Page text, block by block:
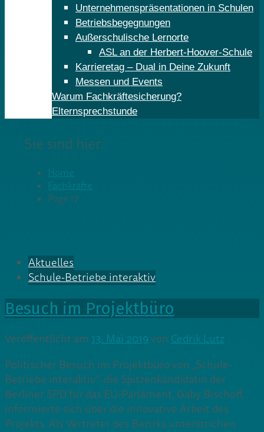
Unternehmenspräsentationen in Schulen
Betriebsbegegnungen
Außerschulische Lernorte
ASL an der Herbert-Hoover-Schule
Karrieretag – Dual in Deine Zukunft
Messen und Events
Warum Fachkräftesicherung?
Elternsprechstunde
Sie sind hier:
Home
Fachkräfte
Page 17
Aktuelles
Schule-Betriebe interaktiv
Besuch im Projektbüro
Veröffentlicht am 13. Mai 2019von Cedrik Lutz
Politischer Besuch im Projektbüro von „Schule-
Betriebe interaktiv“: die Spitzenkandidatin der
Berliner SPD für das EU-Parlament, Gaby Bischoff,
informierte sich über die innovative Arbeit des
Projekts. Als Vertreter des Bezirks unterstrichen